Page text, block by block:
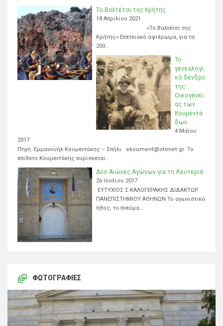
Το Βαλτέτσι της Κρήτης.
18 Απριλίου 2021
«Το Βαλτέτσι της
Κρήτης» Επετειακό αφιέρωμα, για τα
200…
Το
γενεαλογι
κό δένδρο
της
Οικογένει
ας των
Κουμεντά
δων.
4 Μαΐου
2017
Πηγή Εμμανουήλ Κουμεντάκης – Σπήλι. ekoument@otenet.gr Το
επίθετο Κουμεντάκης ευρίσκεται…
Δύο Αιώνες Αγώνων για τη Λευτεριά
26 Ιουλίου 2017
ΕΥΤΥΧΙΟΣ Σ.ΚΑΛΟΓΕΡΑΚΗΣ ΔΙΔΑΚΤΩΡ
ΠΑΝΕΠΙΣΤΗΜΙΟΥ ΑΘΗΝΩΝ Το αγωνιστικό
ήθος, το πνεύμα…
ΦΩΤΟΓΡΑΦΊΕΣ